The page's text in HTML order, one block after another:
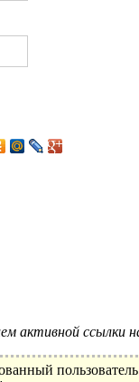
активной ссылки